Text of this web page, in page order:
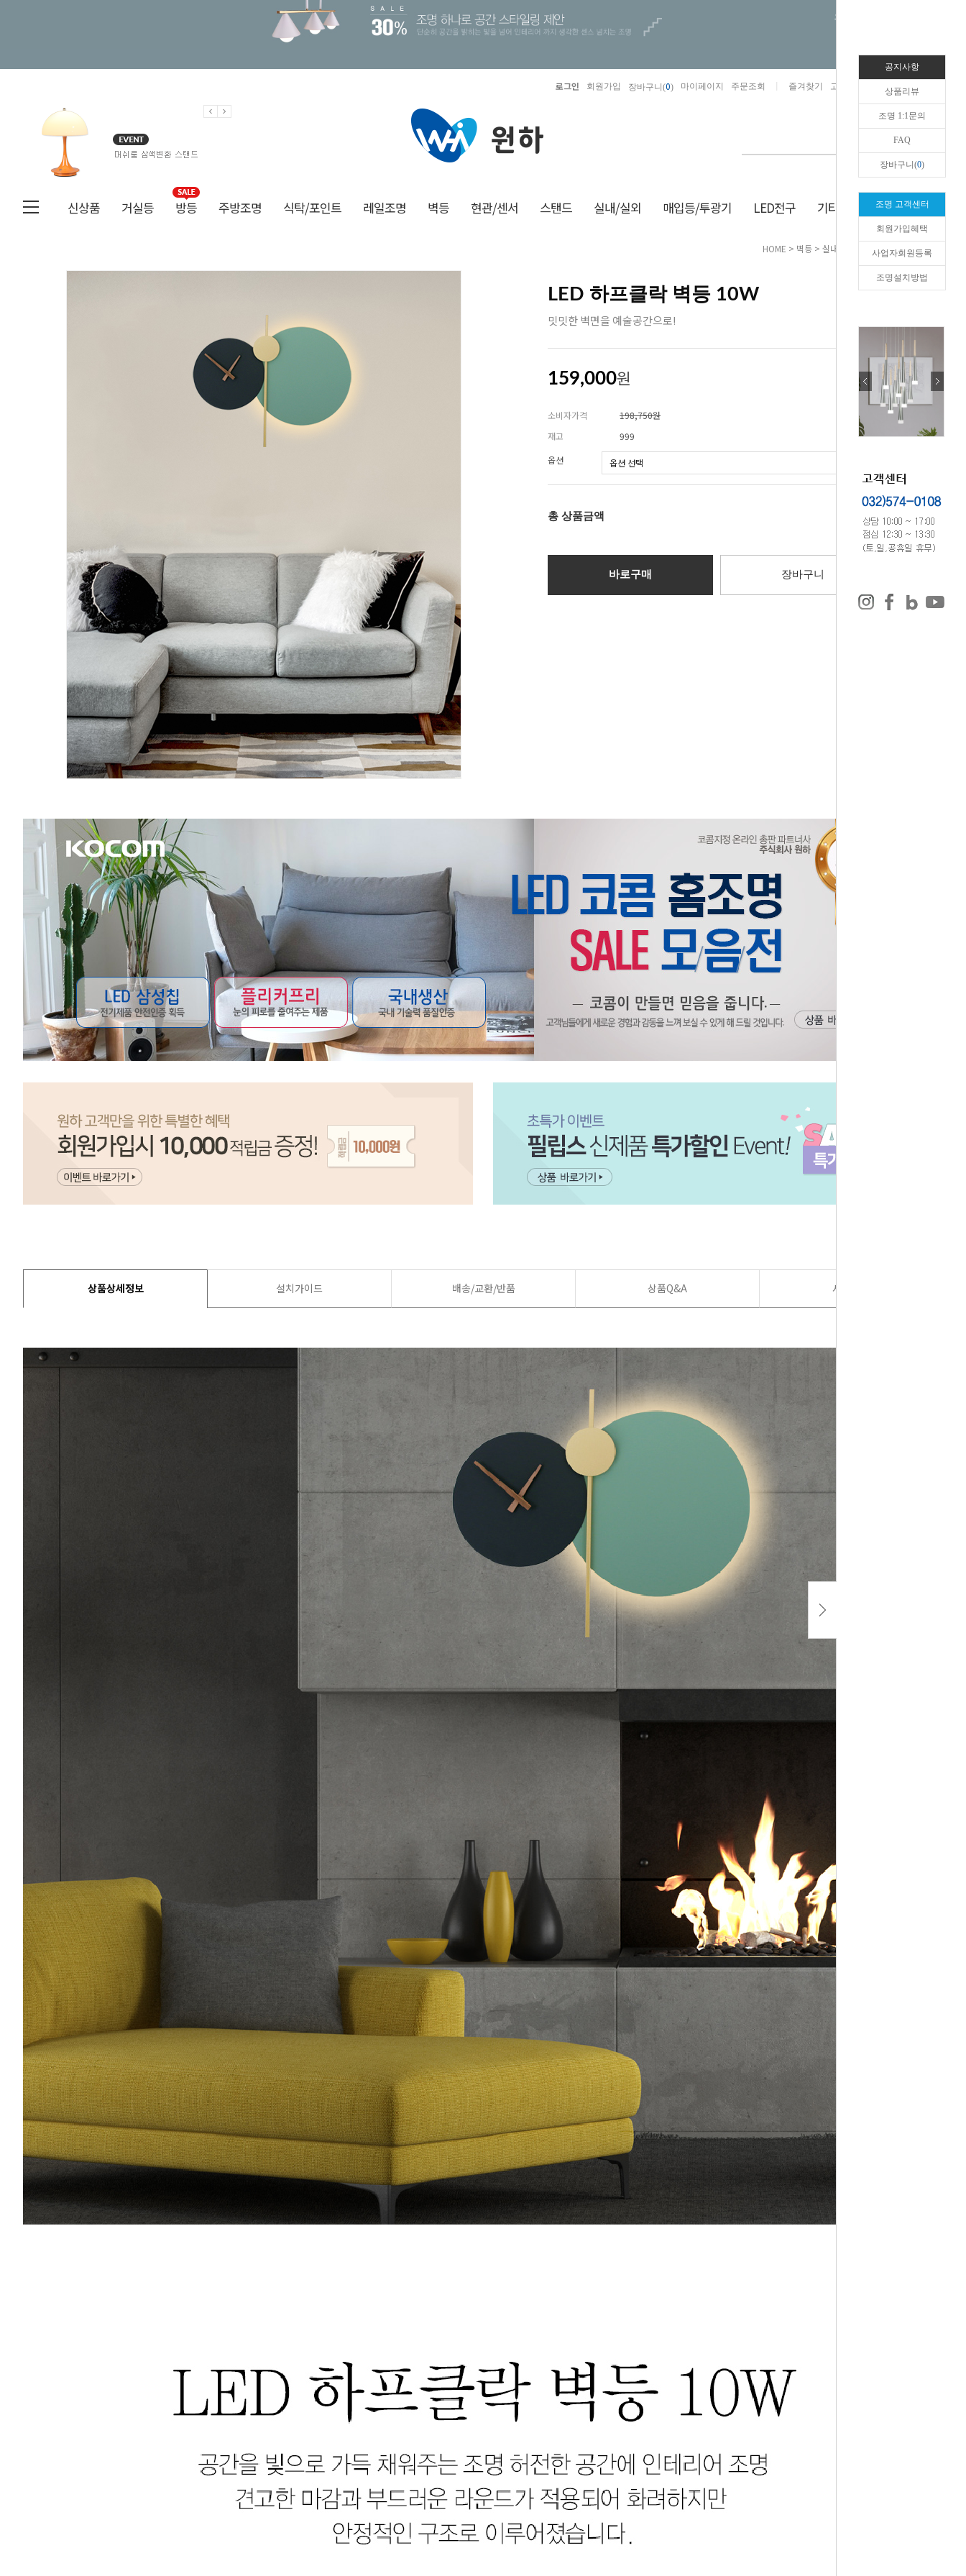
오늘하루 열지않음
로그인 회원가입 장바구니(0) 마이페이지 주문조회 즐겨찾기 고객센터 카카오톡채널/상담
신상품 거실등 방등 주방조명 식탁/포인트 레일조명 벽등 현관/센서 스탠드 실내/실외 매입등/투광기 LED전구 기타/잡화 생활/건강
HOME > 벽등 > 실내등 > LED 하프클락 벽등 10W
LED 하프클락 벽등 10W
밋밋한 벽면을 예술공간으로!
159,000원
소비자가격
198,750원
재고
999
옵션
총 상품금액 0 원
바로구매 장바구니
상품상세정보 설치가이드 배송/교환/반품 상품Q&A 사용후기
공지사항
상품리뷰
조명 1:1문의
FAQ
장바구니(0)
조명 고객센터
회원가입혜택
사업자회원등록
조명설치방법